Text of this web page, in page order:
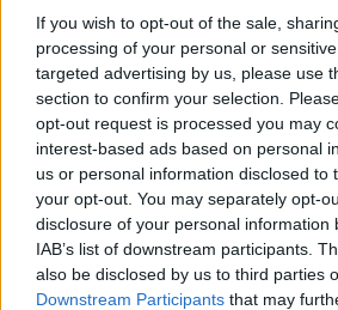
If you wish to opt-out of the sale,
processing of your personal or
targeted advertising by us, please use
section to confirm your selection.
opt-out request is processed you may
interest-based ads based on personal
us or personal information disclosed to
your opt-out. You may separately opt-
disclosure of your personal information
IAB’s list of downstream participants.
also be disclosed by us to third parties
Downstream Participants that may
lemegy. Mivel ezek nézettsége
nem olyan nagy meglepetés,
szerint) 2027-ben jön a folytatás.
A promót egyébként nem cserélte
fut, mint amit már 2024-ben is